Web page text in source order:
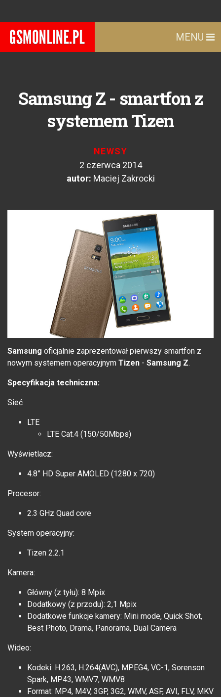
MENU
Samsung Z - smartfon z
systemem Tizen
NEWSY
2 czerwca 2014
autor: Maciej Zakrocki
Samsung oficjalnie zaprezentował pierwszy smartfon z
nowym systemem operacyjnym Tizen - Samsung Z.
Specyfikacja techniczna:
Sieć
LTE
LTE Cat.4 (150/50Mbps)
Wyświetlacz:
4.8” HD Super AMOLED (1280 x 720)
Procesor:
2.3 GHz Quad core
System operacyjny:
Tizen 2.2.1
Kamera:
Główny (z tyłu): 8 Mpix
Dodatkowy (z przodu): 2,1 Mpix
Dodatkowe funkcje kamery: Mini mode, Quick Shot,
Best Photo, Drama, Panorama, Dual Camera
Wideo:
Kodeki: H.263, H.264(AVC), MPEG4, VC-1, Sorenson
Spark, MP43, WMV7, WMV8
Format: MP4, M4V, 3GP, 3G2, WMV, ASF, AVI, FLV, MKV